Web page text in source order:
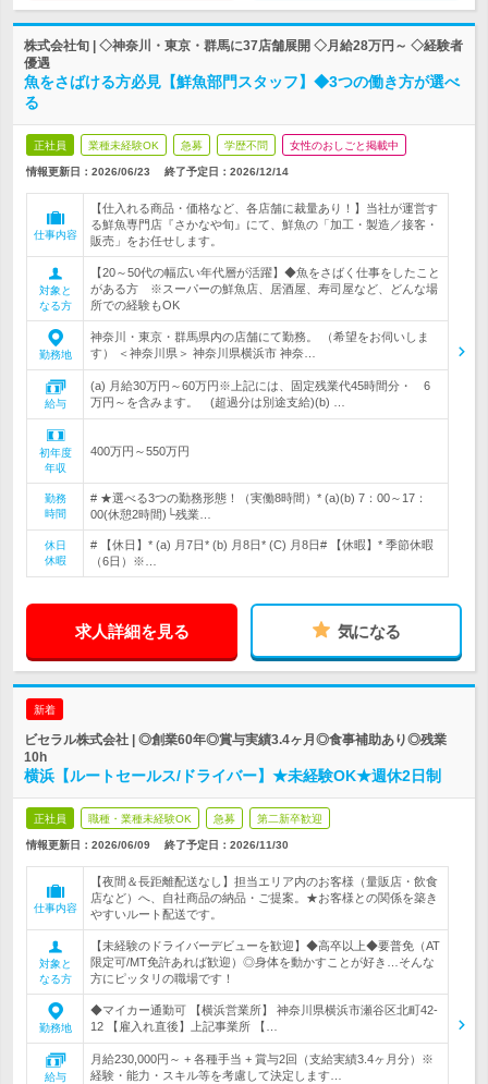
株式会社旬 | ◇神奈川・東京・群馬に37店舗展開 ◇月給28万円～ ◇経験者
優遇
魚をさばける方必見【鮮魚部門スタッフ】◆3つの働き方が選べ
る
正社員 業種未経験OK 急募 学歴不問 女性のおしごと掲載中
情報更新日：2026/06/23 終了予定日： 2026/12/14
仕事内容
【仕入れる商品・価格など、各店舗に裁量あり！】当社が運営す
る鮮魚専門店『さかなや旬』にて、鮮魚の「加工・製造／接客・
販売」をお任せします。
対象と
なる方
【20～50代の幅広い年代層が活躍】◆魚をさばく仕事をしたこと
がある方 ※スーパーの鮮魚店、居酒屋、寿司屋など、どんな場
所での経験もOK
勤務地
神奈川・東京・群馬県内の店舗にて勤務。 （希望をお伺いしま
す） ＜神奈川県＞ 神奈川県横浜市 神奈…
給与
(a) 月給30万円～60万円※上記には、固定残業代45時間分・ 6
万円～を含みます。 (超過分は別途支給)(b) …
初年度
年収
400万円～550万円
勤務
時間
# ★選べる3つの勤務形態！（実働8時間）* (a)(b) 7：00～17：
00(休憩2時間)└残業…
休日
休暇
# 【休日】* (a) 月7日* (b) 月8日* (C) 月8日# 【休暇】* 季節休暇
（6日）※…
求人詳細を見る 気になる
新着
ビセラル株式会社 | ◎創業60年◎賞与実績3.4ヶ月◎食事補助あり◎残業
10h
横浜【ルートセールス/ドライバー】★未経験OK★週休2日制
正社員 職種・業種未経験OK 急募 第二新卒歓迎
情報更新日：2026/06/09 終了予定日： 2026/11/30
仕事内容
【夜間＆長距離配送なし】担当エリア内のお客様（量販店・飲食
店など）へ、自社商品の納品・ご提案。★お客様との関係を築き
やすいルート配送です。
対象と
なる方
【未経験のドライバーデビューを歓迎】◆高卒以上◆要普免（AT
限定可/MT免許あれば歓迎）◎身体を動かすことが好き…そんな
方にピッタリの職場です！
勤務地
◆マイカー通勤可 【横浜営業所】 神奈川県横浜市瀬谷区北町42-
12 【雇入れ直後】上記事業所 【…
給与
月給230,000円～ + 各種手当 + 賞与2回（支給実績3.4ヶ月分）※
経験・能力・スキル等を考慮して決定します…